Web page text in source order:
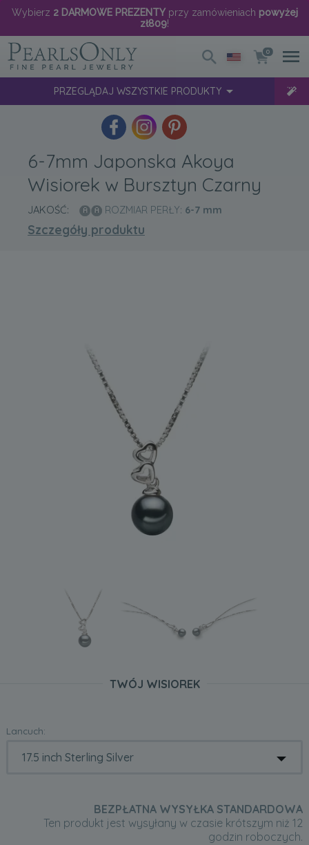
Wybierz 2 DARMOWE PREZENTYprzy zamówieniach powyżej
zł809!
0
PRZEGLĄDAJ WSZYSTKIE PRODUKTY
6-7mm Japonska Akoya
Wisiorek w Bursztyn Czarny
JAKOŚĆ: ROZMIAR PERŁY: 6-7 mm
Szczegóły produktu
TWÓJ WISIOREK
Lancuch:
BEZPŁATNA WYSYŁKA STANDARDOWA
Ten produkt jest wysyłany w czasie krótszym niż 12
godzin roboczych.